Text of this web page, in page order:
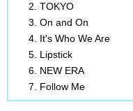
TOKYO
On and On
It's Who We Are
Lipstick
NEW ERA
Follow Me